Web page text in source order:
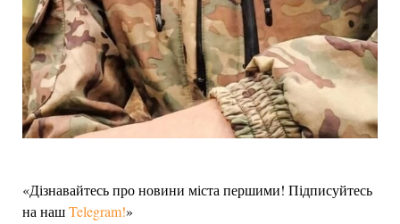
«Дізнавайтесь про новини міста першими! Підписуйтесь
на нашTelegram!»